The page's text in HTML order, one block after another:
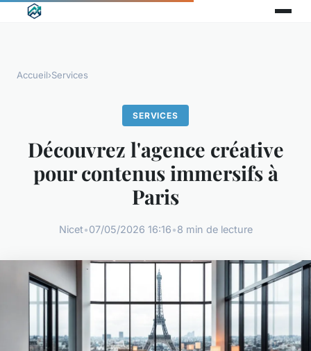
Accueil›Services
SERVICES
Découvrez l'agence créative
pour contenus immersifs à
Paris
Nicet•07/05/2026 16:16•8 min de lecture